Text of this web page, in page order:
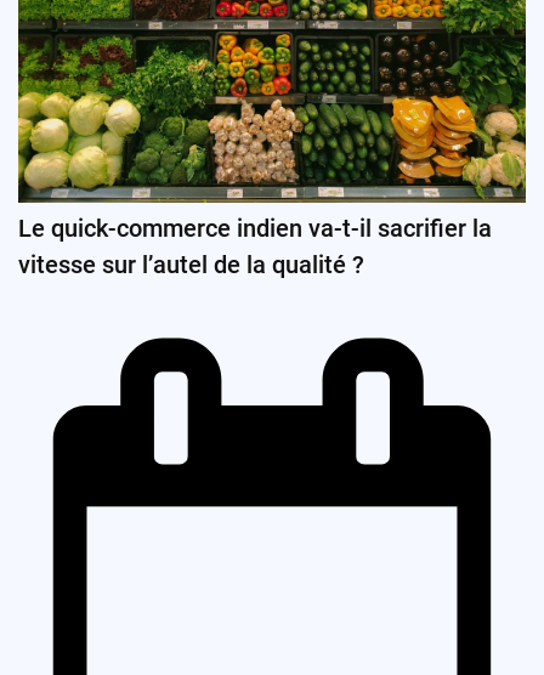
Le quick-commerce indien va-t-il sacrifier la
vitesse sur l’autel de la qualité ?